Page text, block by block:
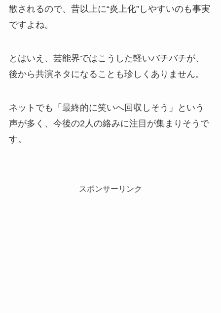
散されるので、昔以上に“炎上化”しやすいのも事実
ですよね。
とはいえ、芸能界ではこうした軽いバチバチが、
後から共演ネタになることも珍しくありません。
ネットでも「最終的に笑いへ回収しそう」という
声が多く、今後の2人の絡みに注目が集まりそうで
す。
スポンサーリンク